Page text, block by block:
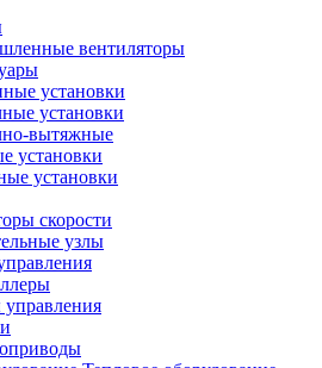
вентиляторы
установки
установки
вытяжные
установки
установки
скорости
узлы